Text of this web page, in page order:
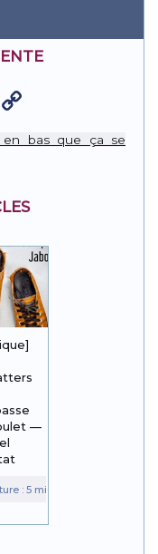
WhatsApp
Link
en bas que ça se
—